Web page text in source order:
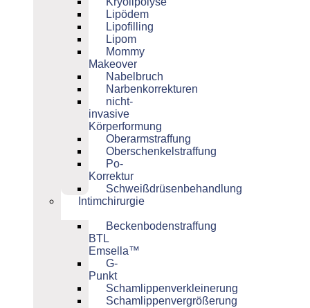
Lipödem
Lipofilling
Lipom
Mommy
Makeover
Nabelbruch
Narbenkorrekturen
nicht-
invasive
Körperformung
Oberarmstraffung
Oberschenkelstraffung
Po-
Korrektur
Schweißdrüsenbehandlung
Intimchirurgie
Beckenbodenstraffung
BTL
Emsella™
G-
Punkt
Schamlippenverkleinerung
Schamlippenvergrößerung